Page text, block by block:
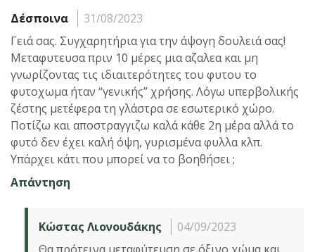
Δέσποινα
31/08/2023
Γειά σας. Συγχαρητήρια για την άψογη δουλειά σας!
Μεταφυτευσα πριν 10 μέρες μια αζαλεα και μη
γνωρίζοντας τις ιδιαιτερότητες του φυτου το
φυτοχωμα ήταν “γενικής” χρήσης. Λόγω υπερβολικής
ζέστης μετέφερα τη γλάστρα σε εσωτερικό χώρο.
Ποτίζω και αποστραγγιζω καλά κάθε 2η μέρα αλλά το
φυτό δεν έχει καλή όψη, γυρισμένα φυλλα κλπ.
Υπάρχει κάτι που μπορεί να το βοηθήσει ;
Απάντηση
Κώστας Λιονουδάκης
04/09/2023